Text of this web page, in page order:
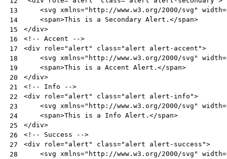
13
14
15
16
17
18
19
20
21
22
23
24
25
26
27
28
<svg xmlns="http://www.w3.org/2000/svg" width=
<span>This is a Secondary Alert. </span>
</div>
<!-- Accent -->
<div role="alert" class="alert alert-accent">
<svg xmlns="http://www.w3.org/2000/svg" width=
<span>This is a Accent Alert. </span>
</div>
<!-- Info -->
<div role="alert" class="alert alert-info">
<svg xmlns="http://www.w3.org/2000/svg" width=
<span>This is a Info Alert. </span>
</div>
<!-- Success -->
<div role="alert" class="alert alert-success">
<svg xmlns="http://www.w3.org/2000/svg" width=